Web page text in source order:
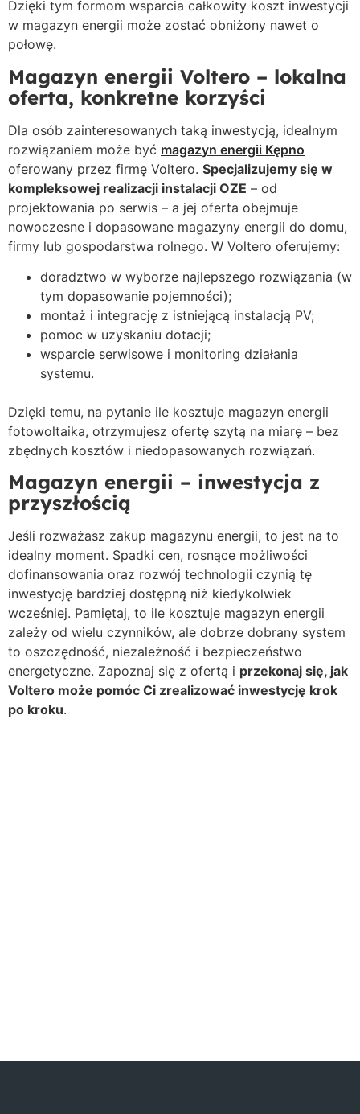
Dzięki tym formom wsparcia całkowity koszt inwestycji
w magazyn energii może zostać obniżony nawet o
połowę.
Magazyn energii Voltero – lokalna
oferta, konkretne korzyści
Dla osób zainteresowanych taką inwestycją, idealnym
rozwiązaniem może być magazyn energii Kępno
oferowany przez firmę Voltero. Specjalizujemy się w
kompleksowej realizacji instalacji OZE – od
projektowania po serwis – a jej oferta obejmuje
nowoczesne i dopasowane magazyny energii do domu,
firmy lub gospodarstwa rolnego. W Voltero oferujemy:
doradztwo w wyborze najlepszego rozwiązania (w
tym dopasowanie pojemności);
montaż i integrację z istniejącą instalacją PV;
pomoc w uzyskaniu dotacji;
wsparcie serwisowe i monitoring działania
systemu.
Dzięki temu, na pytanie ile kosztuje magazyn energii
fotowoltaika, otrzymujesz ofertę szytą na miarę – bez
zbędnych kosztów i niedopasowanych rozwiązań.
Magazyn energii – inwestycja z
przyszłością
Jeśli rozważasz zakup magazynu energii, to jest na to
idealny moment. Spadki cen, rosnące możliwości
dofinansowania oraz rozwój technologii czynią tę
inwestycję bardziej dostępną niż kiedykolwiek
wcześniej. Pamiętaj, to ile kosztuje magazyn energii
zależy od wielu czynników, ale dobrze dobrany system
to oszczędność, niezależność i bezpieczeństwo
energetyczne. Zapoznaj się z ofertą i przekonaj się, jak
Voltero może pomóc Ci zrealizować inwestycję krok
po kroku.